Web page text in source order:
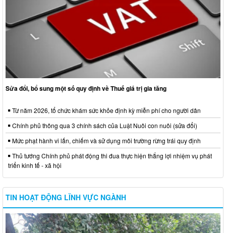
Sửa đổi, bổ sung một số quy định về Thuế giá trị gia tăng
Từ năm 2026, tổ chức khám sức khỏe định kỳ miễn phí cho người dân
Chính phủ thông qua 3 chính sách của Luật Nuôi con nuôi (sửa đổi)
Mức phạt hành vi lấn, chiếm và sử dụng môi trường rừng trái quy định
Thủ tướng Chính phủ phát động thi đua thực hiện thắng lợi nhiệm vụ phát
triển kinh tế - xã hội
TIN HOẠT ĐỘNG LĨNH VỰC NGÀNH